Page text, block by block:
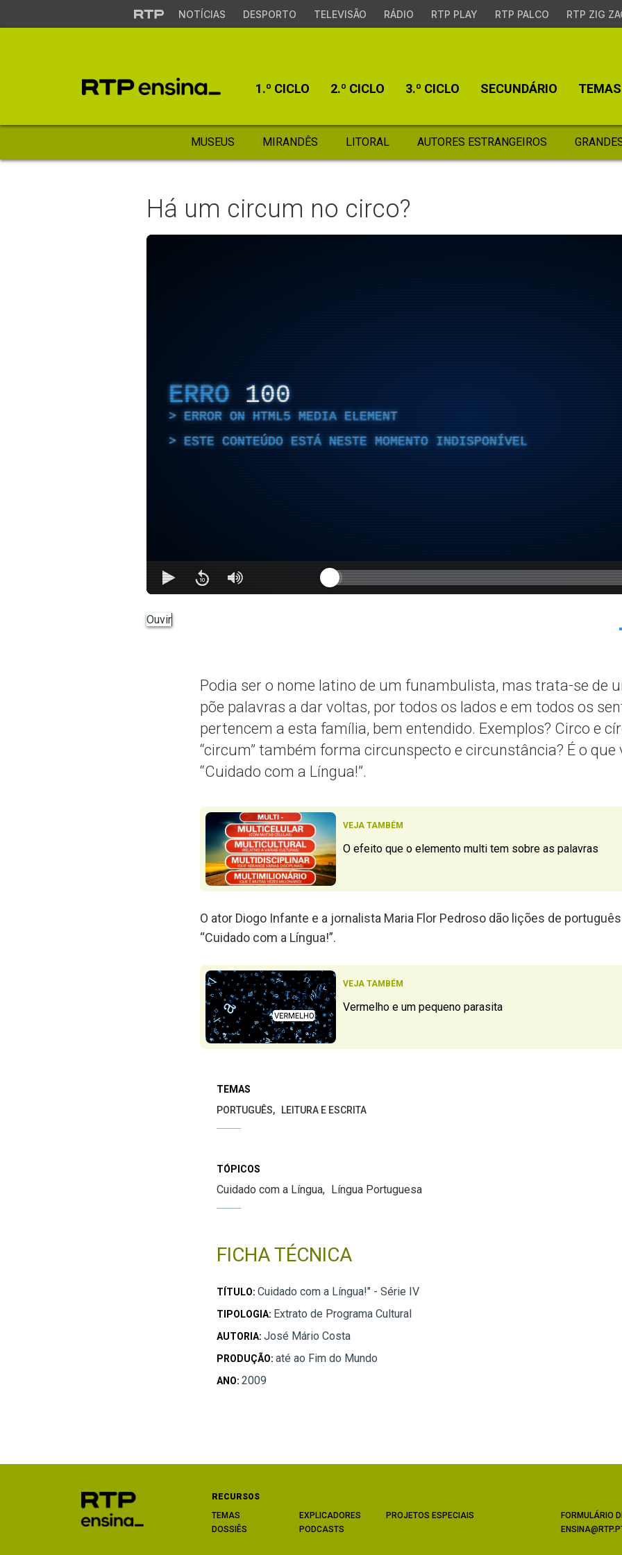
NOTÍCIAS DESPORTO TELEVISÃO RÁDIO RTP PLAY RTP PALCO RTP ZIG
1.º CICLO 2.º CICLO 3.º CICLO SECUNDÁRIO TEMAS
MUSEUS MIRANDÊS LITORAL AUTORES ESTRANGEIROS
Há um circum no circo?
ERRO 100
ERROR ON HTML5 MEDIA ELEMENT
ESTE CONTEÚDO ESTÁ NESTE MOMENTO INDISPONÍVEL
Ouvir
Podia ser o nome latino de um funambulista, mas trata-se de
põe palavras a dar voltas, por todos os lados e em todos os
pertencem a esta família, bem entendido. Exemplos? Circo e
“circum” também forma circunspecto e circunstância? É o que
“Cuidado com a Língua!”.
VEJA TAMBÉM
O efeito que o elemento multi tem sobre as palavras
O ator Diogo Infante e a jornalista Maria Flor Pedroso dão lições de
“Cuidado com a Língua!”.
VEJA TAMBÉM
Vermelho e um pequeno parasita
TEMAS
PORTUGUÊS
LEITURA E ESCRITA
TÓPICOS
Cuidado com a Língua Língua Portuguesa
FICHA TÉCNICA
TÍTULO: Cuidado com a Língua!" - Série IV
TIPOLOGIA: Extrato de Programa Cultural
AUTORIA: José Mário Costa
PRODUÇÃO: até ao Fim do Mundo
ANO: 2009
RECURSOS
TEMAS
DOSSIÊS
EXPLICADORES
PODCASTS
PROJETOS ESPECIAIS
FORMULÁRIO